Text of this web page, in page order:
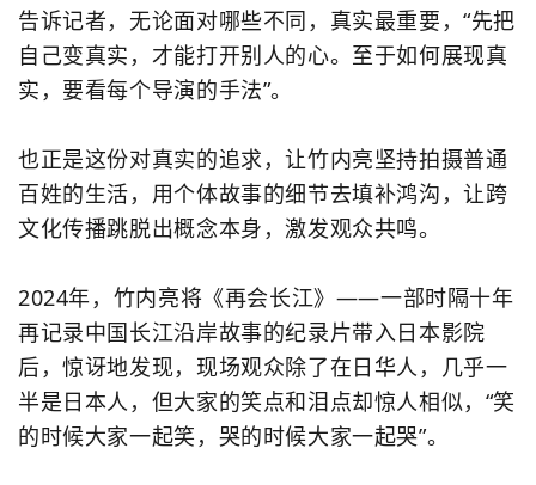
告诉记者，无论面对哪些不同，真实最重要，“先把
自己变真实，才能打开别人的心。至于如何展现真
实，要看每个导演的手法”。
也正是这份对真实的追求，让竹内亮坚持拍摄普通
百姓的生活，用个体故事的细节去填补鸿沟，让跨
文化传播跳脱出概念本身，激发观众共鸣。
2024年，竹内亮将《再会长江》——一部时隔十年
再记录中国长江沿岸故事的纪录片带入日本影院
后，惊讶地发现，现场观众除了在日华人，几乎一
半是日本人，但大家的笑点和泪点却惊人相似，“笑
的时候大家一起笑，哭的时候大家一起哭”。